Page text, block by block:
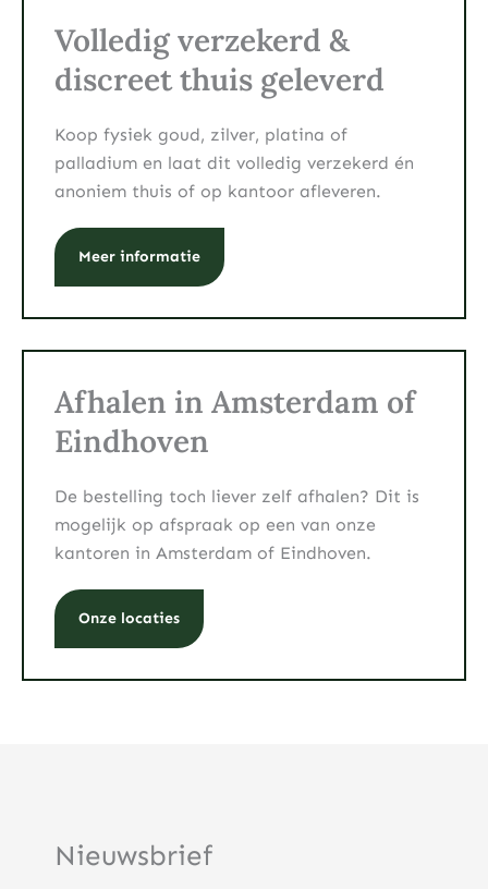
Volledig verzekerd &
discreet thuis geleverd
Koop fysiek goud, zilver, platina of
palladium en laat dit volledig verzekerd én
anoniem thuis of op kantoor afleveren.
Meer informatie
Afhalen in Amsterdam of
Eindhoven
De bestelling toch liever zelf afhalen? Dit is
mogelijk op afspraak op een van onze
kantoren in Amsterdam of Eindhoven.
Onze locaties
Nieuwsbrief